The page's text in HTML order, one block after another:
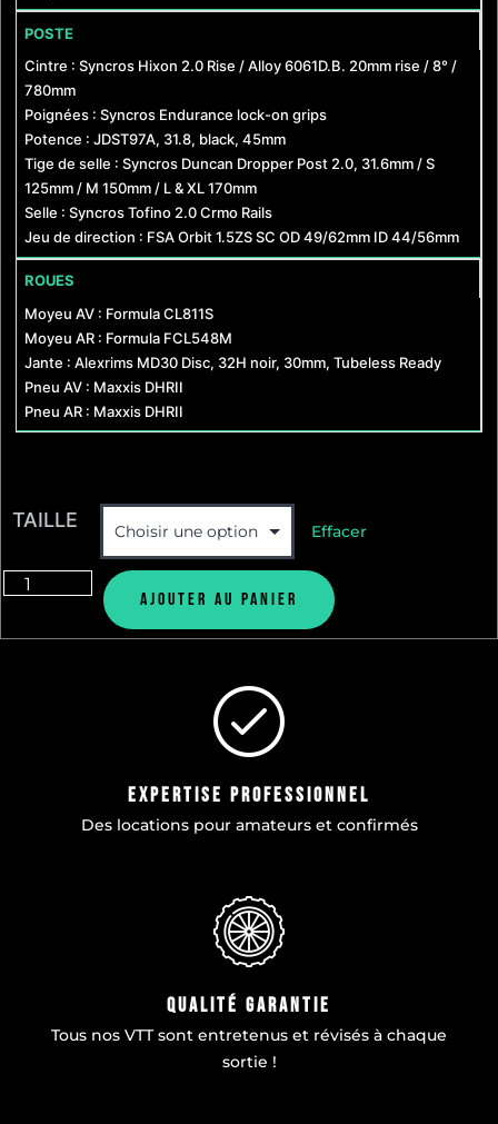
POSTE
Cintre : Syncros Hixon 2.0 Rise / Alloy 6061D.B. 20mm rise / 8° /
780mm
Poignées : Syncros Endurance lock-on grips
Potence : JDST97A, 31.8, black, 45mm
Tige de selle : Syncros Duncan Dropper Post 2.0, 31.6mm / S
125mm / M 150mm / L & XL 170mm
Selle : Syncros Tofino 2.0 Crmo Rails
Jeu de direction : FSA Orbit 1.5ZS SC OD 49/62mm ID 44/56mm
ROUES
Moyeu AV : Formula CL811S
Moyeu AR : Formula FCL548M
Jante : Alexrims MD30 Disc, 32H noir, 30mm, Tubeless Ready
Pneu AV : Maxxis DHRII
Pneu AR : Maxxis DHRII
TAILLE Effacer
Ajouter au panier
Expertise professionnel
Des locations pour amateurs et confirmés
qualité garantie
Tous nos VTT sont entretenus et révisés à chaque
sortie !